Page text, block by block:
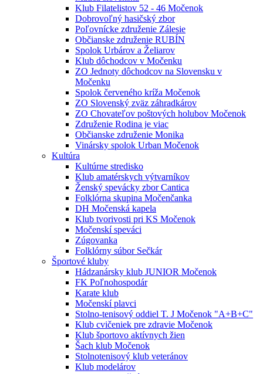
Klub Filatelistov 52 - 46 Močenok
Dobrovoľný hasičský zbor
Poľovnícke združenie Zálesie
Občianske združenie RUBÍN
Spolok Urbárov a Želiarov
Klub dôchodcov v Močenku
ZO Jednoty dôchodcov na Slovensku v
Močenku
Spolok červeného kríža Močenok
ZO Slovenský zväz záhradkárov
ZO Chovateľov poštových holubov Močenok
Združenie Rodina je viac
Občianske združenie Monika
Vinársky spolok Urban Močenok
Kultúra
Kultúrne stredisko
Klub amatérskych výtvarníkov
Ženský spevácky zbor Cantica
Folklórna skupina Močenčanka
DH Močenská kapela
Klub tvorivosti pri KS Močenok
Močenskí speváci
Zúgovanka
Folklórny súbor Sečkár
Športové kluby
Hádzanársky klub JUNIOR Močenok
FK Poľnohospodár
Karate klub
Močenskí plavci
Stolno-tenisový oddiel T. J Močenok "A+B+C"
Klub cvičeniek pre zdravie Močenok
Klub športovo aktívnych žien
Šach klub Močenok
Stolnotenisový klub veteránov
Klub modelárov